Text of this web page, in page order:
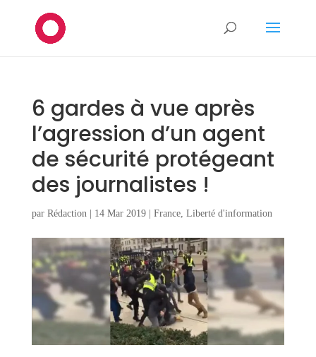
6 gardes à vue après
l’agression d’un agent
de sécurité protégeant
des journalistes !
par Rédaction| 14 Mar 2019| France, Liberté d'information